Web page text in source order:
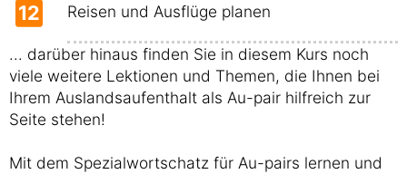
12 Reisen und Ausflüge planen
... darüber hinaus finden Sie in diesem Kurs noch
viele weitere Lektionen und Themen, die Ihnen bei
Ihrem Auslandsaufenthalt als Au-pair hilfreich zur
Seite stehen!
Mit dem Spezialwortschatz für Au-pairs lernen und